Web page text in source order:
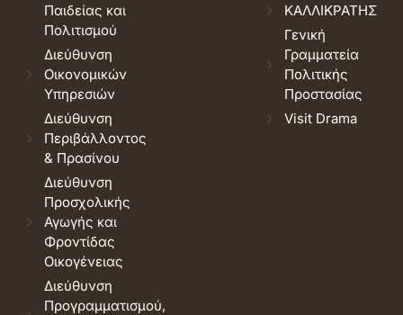
Παιδείας και
Πολιτισμού
Διεύθυνση
Οικονομικών
Υπηρεσιών
Διεύθυνση
Περιβάλλοντος
& Πρασίνου
Διεύθυνση
Προσχολικής
Αγωγής και
Φροντίδας
Οικογένειας
Διεύθυνση
Προγραμματισμού,
ΚΑΛΛΙΚΡΑΤΗΣ
Γενική
Γραμματεία
Πολιτικής
Προστασίας
Visit Drama